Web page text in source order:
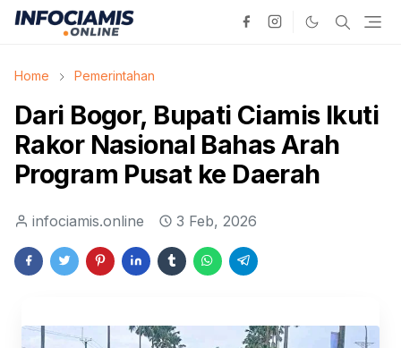
Home Pemerintahan
Dari Bogor, Bupati Ciamis Ikuti
Rakor Nasional Bahas Arah
Program Pusat ke Daerah
infociamis.online 3 Feb, 2026